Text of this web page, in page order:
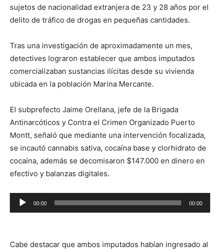
sujetos de nacionalidad extranjera de 23 y 28 años por el
delito de tráfico de drogas en pequeñas cantidades.
Tras una investigación de aproximadamente un mes,
detectives lograron establecer que ambos imputados
comercializaban sustancias ilícitas desde su vivienda
ubicada en la población Marina Mercante.
El subprefecto Jaime Orellana, jefe de la Brigada
Antinarcóticos y Contra el Crimen Organizado Puerto
Montt, señaló que mediante una intervención focalizada,
se incautó cannabis sativa, cocaína base y clorhidrato de
cocaína, además se decomisaron $147.000 en dinero en
efectivo y balanzas digitales.
Reproductor
de
00:00 00:00
Cabe destacar que ambos imputados habían ingresado al